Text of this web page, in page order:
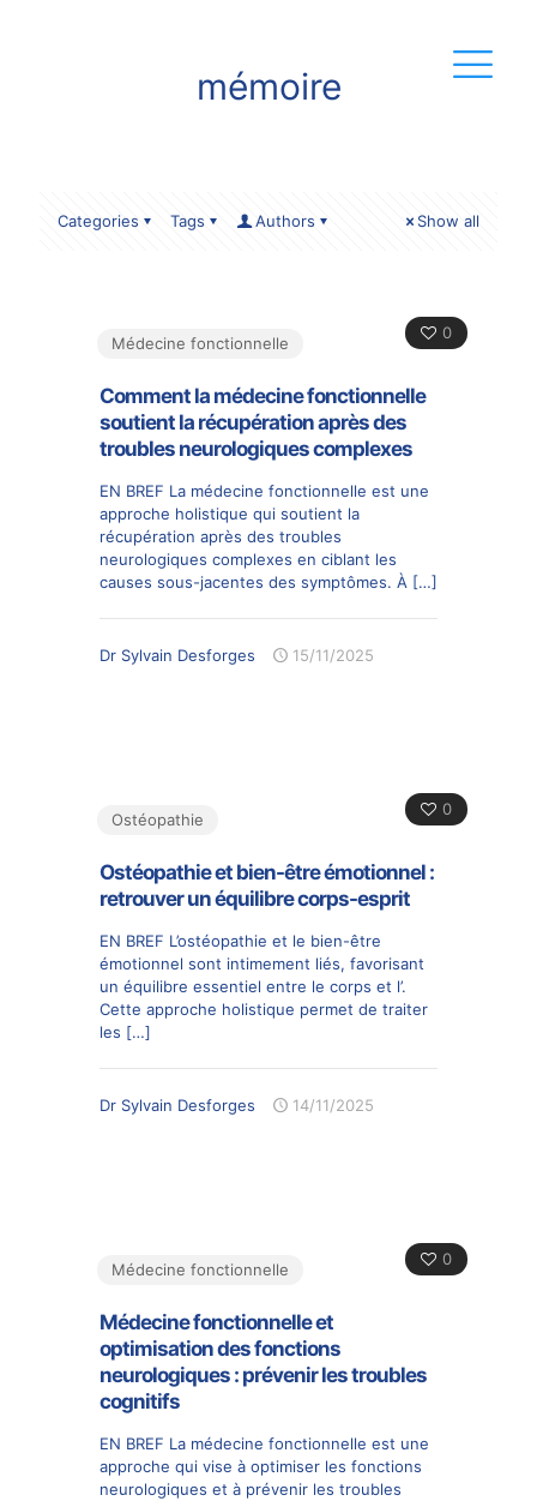
mémoire
Categories Tags Authors Show all
0
Médecine fonctionnelle
Comment la médecine fonctionnelle
soutient la récupération après des
troubles neurologiques complexes
EN BREF La médecine fonctionnelle est une
approche holistique qui soutient la
récupération après des troubles
neurologiques complexes en ciblant les
causes sous-jacentes des symptômes. À […]
Dr Sylvain Desforges 15/11/2025
0
Ostéopathie
Ostéopathie et bien-être émotionnel :
retrouver un équilibre corps-esprit
EN BREF L’ostéopathie et le bien-être
émotionnel sont intimement liés, favorisant
un équilibre essentiel entre le corps et l’.
Cette approche holistique permet de traiter
les […]
Dr Sylvain Desforges 14/11/2025
0
Médecine fonctionnelle
Médecine fonctionnelle et
optimisation des fonctions
neurologiques : prévenir les troubles
cognitifs
EN BREF La médecine fonctionnelle est une
approche qui vise à optimiser les fonctions
neurologiques et à prévenir les troubles